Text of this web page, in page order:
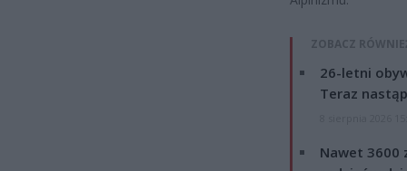
ZOBACZ
26-letni
Teraz
Nawet 3600